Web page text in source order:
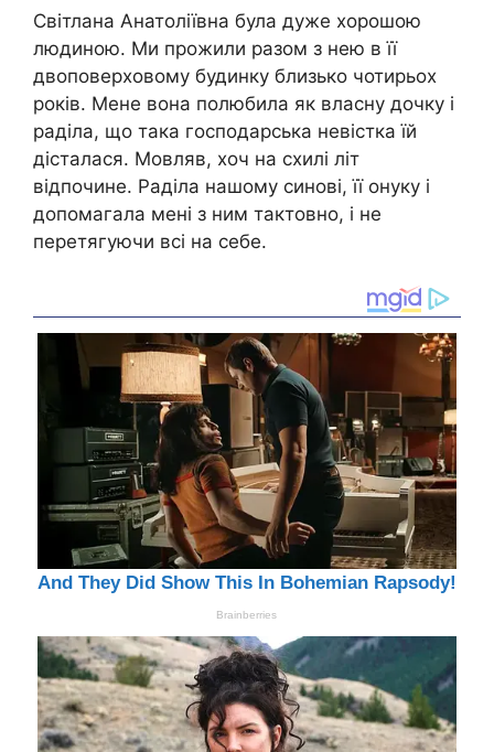
Світлана Анатоліївна була дуже хорошою
людиною. Ми прожили разом з нею в її
двоповерховому будинку близько чотирьох
років. Мене вона полюбила як власну дочку і
раділа, що така господарська невістка їй
дісталася. Мовляв, хоч на схилі літ
відпочине. Раділа нашому синові, її онуку і
допомагала мені з ним тактовно, і не
перетягуючи всі на себе.